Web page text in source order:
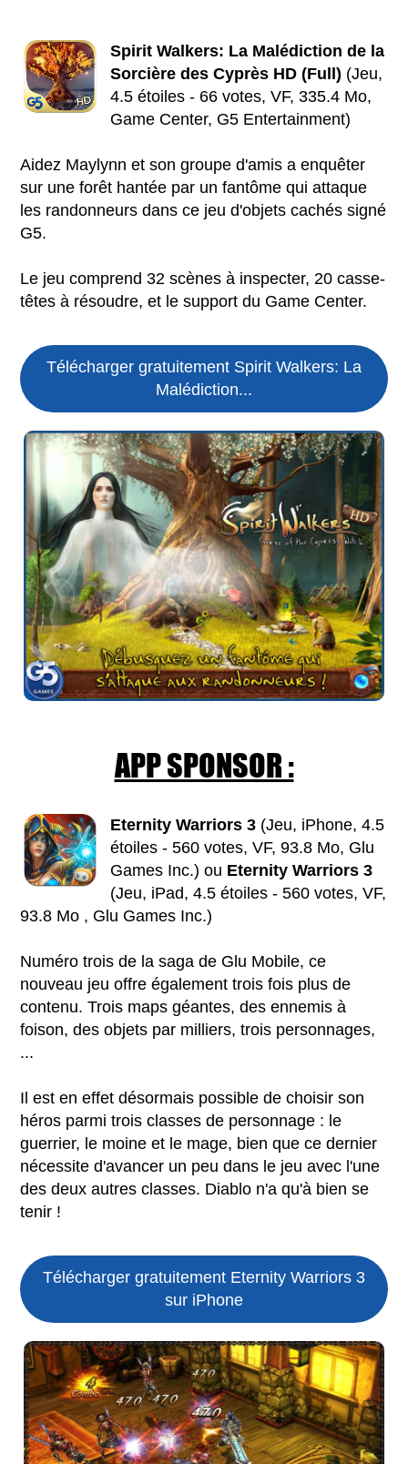
Spirit Walkers: La Malédiction de la
Sorcière des Cyprès HD (Full) (Jeu,
4.5 étoiles - 66 votes, VF, 335.4 Mo,
Game Center, G5 Entertainment)
Aidez Maylynn et son groupe d'amis a enquêter
sur une forêt hantée par un fantôme qui attaque
les randonneurs dans ce jeu d'objets cachés signé
G5.
Le jeu comprend 32 scènes à inspecter, 20 casse-
têtes à résoudre, et le support du Game Center.
Télécharger gratuitement Spirit Walkers: La
Malédiction...
APP SPONSOR :
Eternity Warriors 3 (Jeu, iPhone, 4.5
étoiles - 560 votes, VF, 93.8 Mo, Glu
Games Inc.) ou Eternity Warriors 3
(Jeu, iPad, 4.5 étoiles - 560 votes, VF,
93.8 Mo , Glu Games Inc.)
Numéro trois de la saga de Glu Mobile, ce
nouveau jeu offre également trois fois plus de
contenu. Trois maps géantes, des ennemis à
foison, des objets par milliers, trois personnages,
...
Il est en effet désormais possible de choisir son
héros parmi trois classes de personnage : le
guerrier, le moine et le mage, bien que ce dernier
nécessite d'avancer un peu dans le jeu avec l'une
des deux autres classes. Diablo n'a qu'à bien se
tenir !
Télécharger gratuitement Eternity Warriors 3
sur iPhone